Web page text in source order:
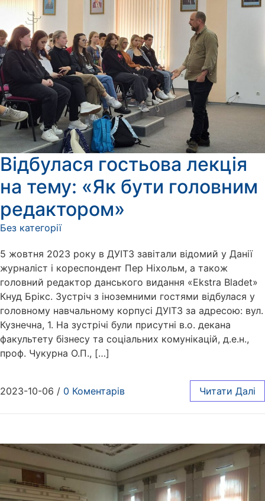
Відбулася гостьова лекція
на тему: «Як бути головним
редактором»
Без категорії
5 жовтня 2023 року в ДУІТЗ завітали відомий у Данії
журналіст і кореспондент Пер Ніхольм, а також
головний редактор данського видання «Ekstra Bladet»
Кнуд Брікс. Зустріч з іноземними гостями відбулася у
головному навчальному корпусі ДУІТЗ за адресою: вул.
Кузнечна, 1. На зустрічі були присутні в.о. декана
факультету бізнесу та соціальних комунікацій, д.е.н.,
проф. Чукурна О.П., […]
2023-10-06 / 0 Коментарів Читати Далі